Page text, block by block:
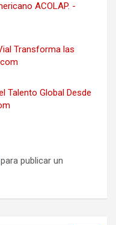
ACOLAP. -
Transforma las
Talento Global Desde
para publicar un